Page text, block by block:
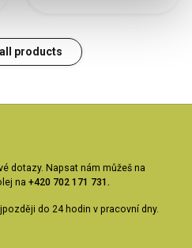
products
dotazy. Napsat nám můžeš na
na +420 702 171 731.
do 24 hodin v pracovní dny.